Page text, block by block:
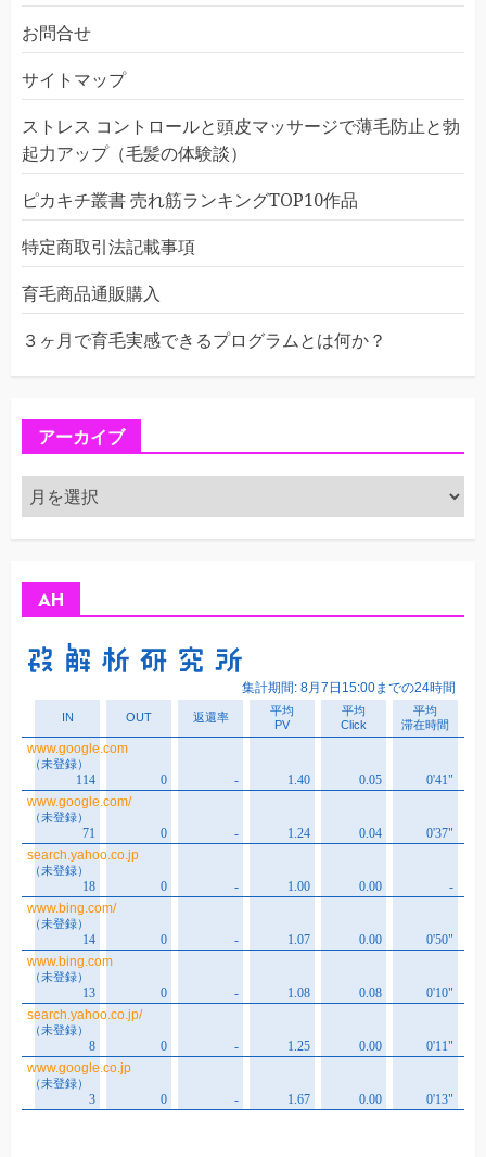
お問合せ
サイトマップ
ストレス コントロールと頭皮マッサージで薄毛防止と勃
起力アップ（毛髪の体験談）
ピカキチ叢書 売れ筋ランキングTOP10作品
特定商取引法記載事項
育毛商品通販購入
３ヶ月で育毛実感できるプログラムとは何か？
アーカイブ
ア
ー
カ
AH